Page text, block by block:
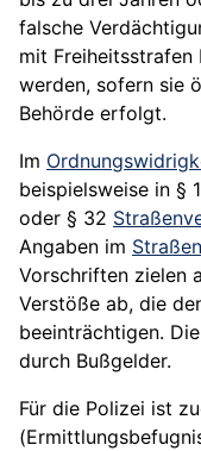
falsche
mit Freiheitsstrafen
werden, sofern sie
Behörde erfolgt.
Im
beispielsweise in §
oder § 32
Angaben im
Vorschriften zielen
Verstöße ab, die
beeinträchtigen. Die
durch Bußgelder.
Für die Polizei ist